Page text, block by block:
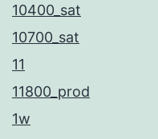
10400_sat
10700_sat
11
11800_prod
1w